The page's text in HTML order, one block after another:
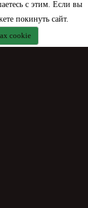
с этим. Если вы
покинуть сайт.
cookie